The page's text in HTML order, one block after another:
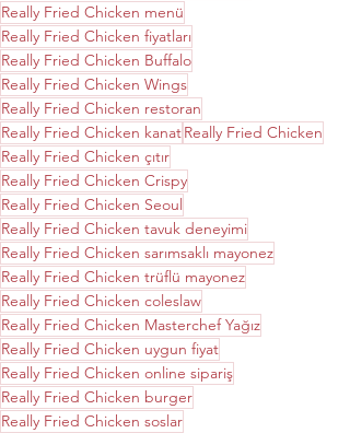
Really Fried Chicken menü
Really Fried Chicken fiyatları
Really Fried Chicken Buffalo
Really Fried Chicken Wings
Really Fried Chicken restoran
Really Fried Chicken kanatReally Fried Chicken
Really Fried Chicken çıtır
Really Fried Chicken Crispy
Really Fried Chicken Seoul
Really Fried Chicken tavuk deneyimi
Really Fried Chicken sarımsaklı mayonez
Really Fried Chicken trüflü mayonez
Really Fried Chicken coleslaw
Really Fried Chicken Masterchef Yağız
Really Fried Chicken uygun fiyat
Really Fried Chicken online sipariş
Really Fried Chicken burger
Really Fried Chicken soslar